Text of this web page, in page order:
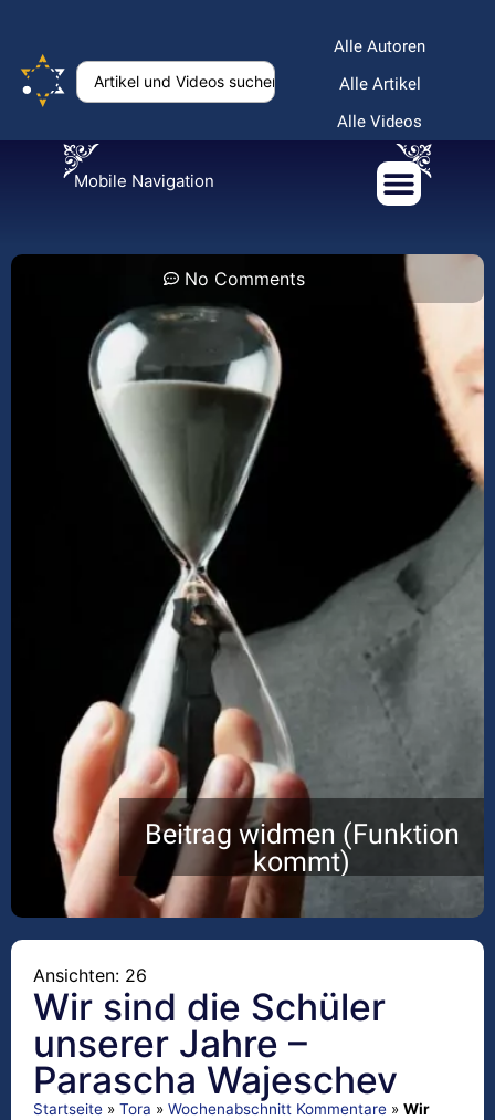
Alle Autoren
Alle Artikel
Alle Videos
Mobile Navigation
No Comments
Beitrag widmen (Funktion
kommt)
Ansichten: 26
Wir sind die Schüler
unserer Jahre –
Parascha Wajeschev
Startseite » Tora » Wochenabschnitt Kommentare » Wir